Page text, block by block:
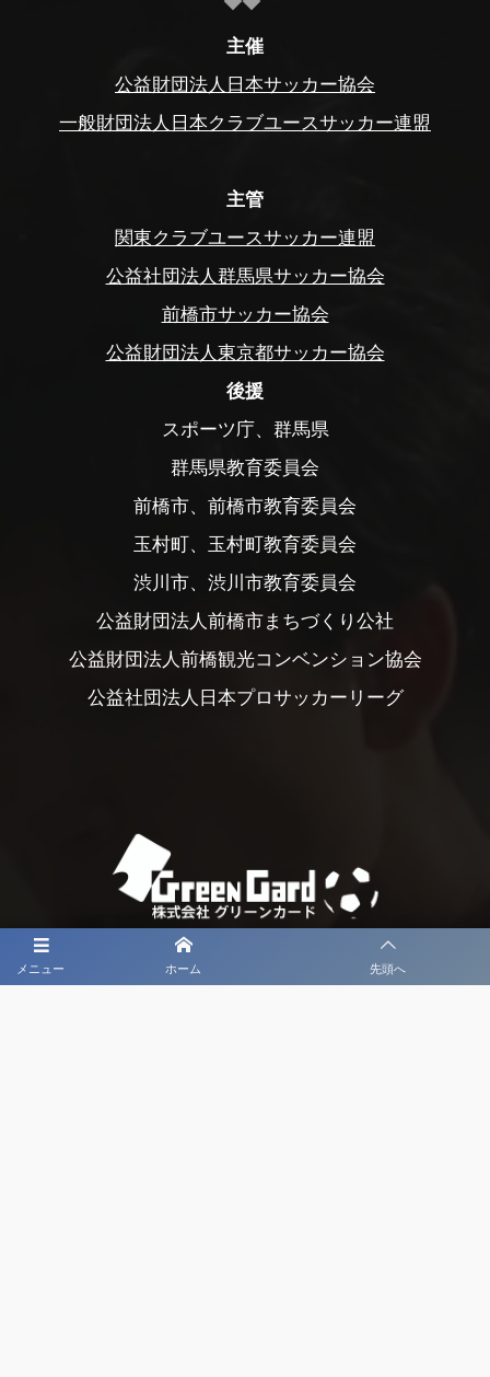
メニュー ホーム 先頭へ
主催
公益財団法人日本サッカー協会
一般財団法人日本クラブユースサッカー連盟
主管
関東クラブユースサッカー連盟
公益社団法人群馬県サッカー協会
前橋市サッカー協会
公益財団法人東京都サッカー協会
後援
スポーツ庁、群馬県
群馬県教育委員会
前橋市、前橋市教育委員会
玉村町、玉村町教育委員会
渋川市、渋川市教育委員会
公益財団法人前橋市まちづくり公社
公益財団法人前橋観光コンベンション協会
公益社団法人日本プロサッカーリーグ